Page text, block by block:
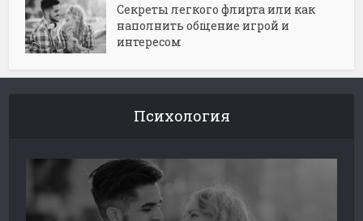
Секреты легкого флирта или как
наполнить общение игрой и
интересом
Психология